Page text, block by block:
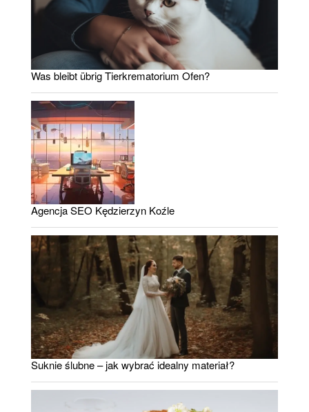
Was bleibt übrig Tierkrematorium Ofen?
Agencja SEO Kędzierzyn Koźle
Suknie ślubne – jak wybrać idealny materiał?